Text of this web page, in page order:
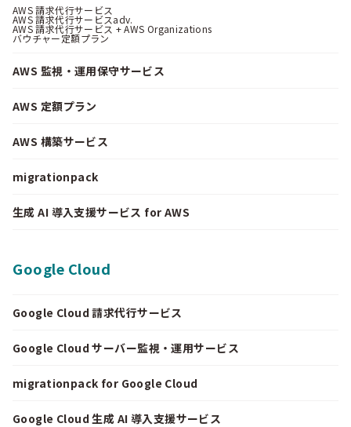
AWS 請求代行サービス
AWS 請求代行サービスadv.
AWS 請求代行サービス + AWS Organizations
バウチャー定額プラン
AWS 監視・運用保守サービス
AWS 定額プラン
AWS 構築サービス
migrationpack
生成 AI 導入支援サービス for AWS
Google Cloud
Google Cloud 請求代行サービス
Google Cloud サーバー監視・運用サービス
migrationpack for Google Cloud
Google Cloud 生成 AI 導入支援サービス